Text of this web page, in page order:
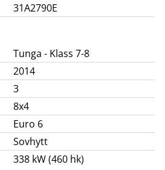
31A2790E
Tunga - Klass 7-8
2014
3
8x4
Euro 6
Sovhytt
338 kW (460 hk)